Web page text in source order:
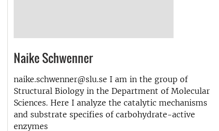
Naike Schwenner
naike.schwenner@slu.se I am in the group of
Structural Biology in the Department of Molecular
Sciences. Here I analyze the catalytic mechanisms
and substrate specifies of carbohydrate-active
enzymes